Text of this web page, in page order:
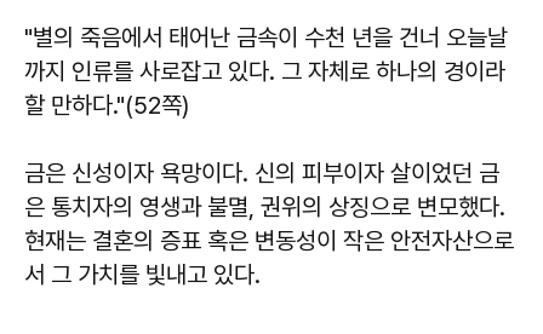
"별의 죽음에서 태어난 금속이 수천 년을 건너 오늘날
까지 인류를 사로잡고 있다. 그 자체로 하나의 경이라
할 만하다."(52쪽)
금은 신성이자 욕망이다. 신의 피부이자 살이었던 금
은 통치자의 영생과 불멸, 권위의 상징으로 변모했다.
현재는 결혼의 증표 혹은 변동성이 작은 안전자산으로
서 그 가치를 빛내고 있다.